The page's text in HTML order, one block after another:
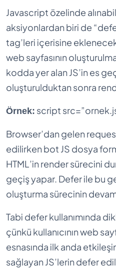
Javascript özelinde
aksiyonlardan biri de
tag’leri içerisine
web sayfasının
kodda yer alan JS’in es
oluşturulduktan sonra
Örnek: script
Browser’dan gelen
edilirken bot JS dosya
HTML’in render sürecini
geçiş yapar. Defer ile bu
oluşturma sürecinin
Tabi defer kullanımında
çünkü kullanıcının web
esnasında ilk anda
sağlayan JS’lerin defer